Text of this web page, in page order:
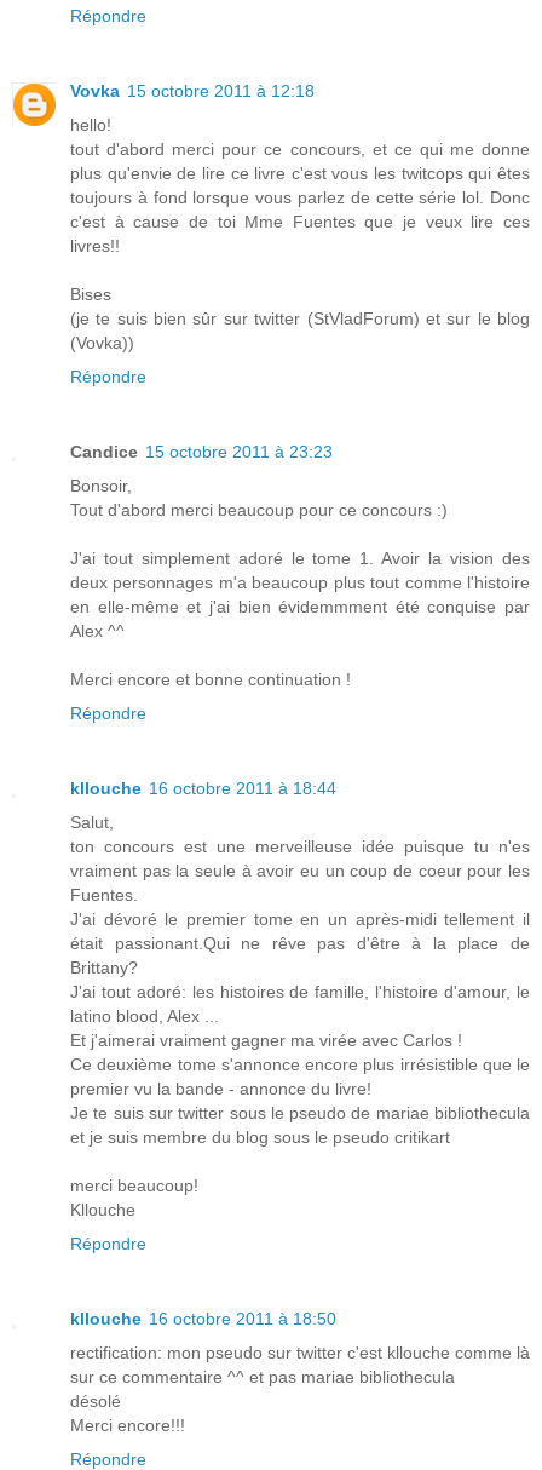
Répondre
Vovka 15 octobre 2011 à 12:18
hello!
tout d'abord merci pour ce concours, et ce qui me donne
plus qu'envie de lire ce livre c'est vous les twitcops qui êtes
toujours à fond lorsque vous parlez de cette série lol. Donc
c'est à cause de toi Mme Fuentes que je veux lire ces
livres!!
Bises
(je te suis bien sûr sur twitter (StVladForum) et sur le blog
(Vovka))
Répondre
Candice 15 octobre 2011 à 23:23
Bonsoir,
Tout d'abord merci beaucoup pour ce concours :)
J'ai tout simplement adoré le tome 1. Avoir la vision des
deux personnages m'a beaucoup plus tout comme l'histoire
en elle-même et j'ai bien évidemmment été conquise par
Alex ^^
Merci encore et bonne continuation !
Répondre
kllouche 16 octobre 2011 à 18:44
Salut,
ton concours est une merveilleuse idée puisque tu n'es
vraiment pas la seule à avoir eu un coup de coeur pour les
Fuentes.
J'ai dévoré le premier tome en un après-midi tellement il
était passionant.Qui ne rêve pas d'être à la place de
Brittany?
J'ai tout adoré: les histoires de famille, l'histoire d'amour, le
latino blood, Alex ...
Et j'aimerai vraiment gagner ma virée avec Carlos !
Ce deuxième tome s'annonce encore plus irrésistible que le
premier vu la bande - annonce du livre!
Je te suis sur twitter sous le pseudo de mariae bibliothecula
et je suis membre du blog sous le pseudo critikart
merci beaucoup!
Kllouche
Répondre
kllouche 16 octobre 2011 à 18:50
rectification: mon pseudo sur twitter c'est kllouche comme là
sur ce commentaire ^^ et pas mariae bibliothecula
désolé
Merci encore!!!
Répondre